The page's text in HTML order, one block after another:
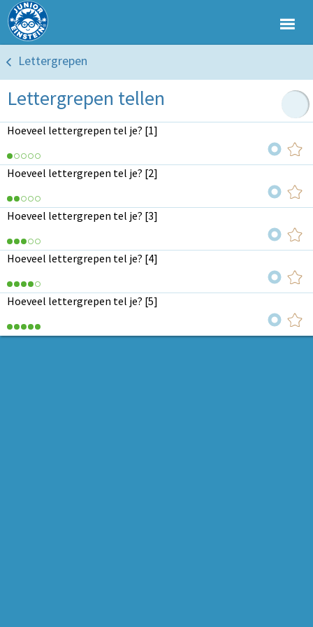
Lettergrepen
Lettergrepen tellen
Hoeveel lettergrepen tel je? [1]
Hoeveel lettergrepen tel je? [2]
Hoeveel lettergrepen tel je? [3]
Hoeveel lettergrepen tel je? [4]
Hoeveel lettergrepen tel je? [5]